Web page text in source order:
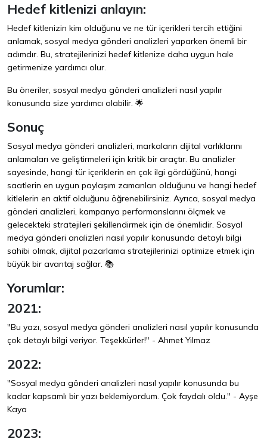
Hedef kitlenizi anlayın:
Hedef kitlenizin kim olduğunu ve ne tür içerikleri tercih ettiğini
anlamak, sosyal medya gönderi analizleri yaparken önemli bir
adımdır. Bu, stratejilerinizi hedef kitlenize daha uygun hale
getirmenize yardımcı olur.
Bu öneriler, sosyal medya gönderi analizleri nasıl yapılır
konusunda size yardımcı olabilir. 🌟
Sonuç
Sosyal medya gönderi analizleri, markaların dijital varlıklarını
anlamaları ve geliştirmeleri için kritik bir araçtır. Bu analizler
sayesinde, hangi tür içeriklerin en çok ilgi gördüğünü, hangi
saatlerin en uygun paylaşım zamanları olduğunu ve hangi hedef
kitlelerin en aktif olduğunu öğrenebilirsiniz. Ayrıca, sosyal medya
gönderi analizleri, kampanya performanslarını ölçmek ve
gelecekteki stratejileri şekillendirmek için de önemlidir. Sosyal
medya gönderi analizleri nasıl yapılır konusunda detaylı bilgi
sahibi olmak, dijital pazarlama stratejilerinizi optimize etmek için
büyük bir avantaj sağlar. 📚
Yorumlar:
2021:
"Bu yazı, sosyal medya gönderi analizleri nasıl yapılır konusunda
çok detaylı bilgi veriyor. Teşekkürler!" - Ahmet Yılmaz
2022:
"Sosyal medya gönderi analizleri nasıl yapılır konusunda bu
kadar kapsamlı bir yazı beklemiyordum. Çok faydalı oldu." - Ayşe
Kaya
2023: